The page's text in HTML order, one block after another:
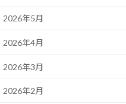
2026年5月
2026年4月
2026年3月
2026年2月